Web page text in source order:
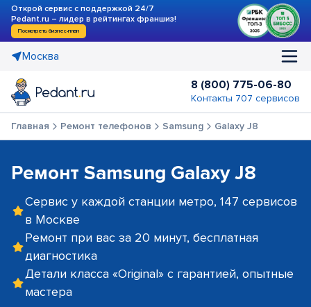
Открой сервис с поддержкой 24/7
Pedant.ru – лидер в рейтингах франшиз!
Посмотреть бизнес-план
Москва
8 (800) 775-06-80
Контакты 707 сервисов
Главная Ремонт телефонов Samsung Galaxy J8
Ремонт Samsung Galaxy J8
Сервис у каждой станции метро, 147 сервисов
в Москве
Ремонт при вас за 20 минут, бесплатная
диагностика
Детали класса «Original» с гарантией, опытные
мастера